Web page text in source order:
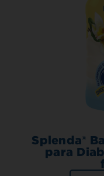
Splenda®
para